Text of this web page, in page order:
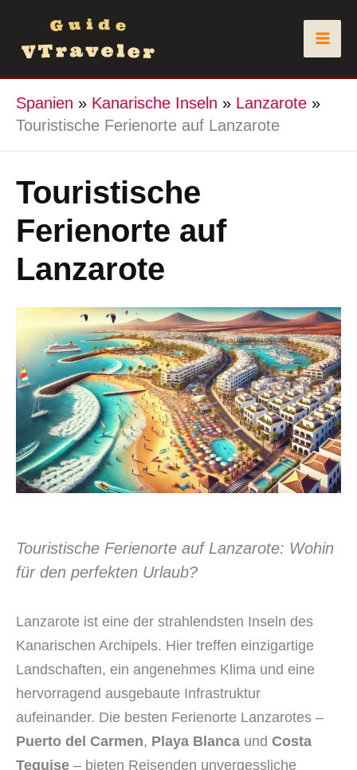
springen
Spanien » Kanarische Inseln » Lanzarote »
Touristische Ferienorte auf Lanzarote
Touristische
Ferienorte auf
Lanzarote
Touristische Ferienorte auf Lanzarote: Wohin
für den perfekten Urlaub?
Lanzarote ist eine der strahlendsten Inseln des
Kanarischen Archipels. Hier treffen einzigartige
Landschaften, ein angenehmes Klima und eine
hervorragend ausgebaute Infrastruktur
aufeinander. Die besten Ferienorte Lanzarotes –
Puerto del Carmen, Playa Blanca und Costa
Teguise – bieten Reisenden unvergessliche